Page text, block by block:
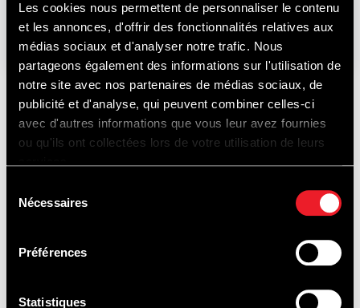
Les cookies nous permettent de personnaliser le contenu
et les annonces, d'offrir des fonctionnalités relatives aux
médias sociaux et d'analyser notre trafic. Nous
partageons également des informations sur l'utilisation de
notre site avec nos partenaires de médias sociaux, de
publicité et d'analyse, qui peuvent combiner celles-ci
avec d'autres informations que vous leur avez fournies
ou qu'ils ont collectées lors de votre utilisation de leurs
Nécessaires
Préférences
Statistiques
21-22-23 AUGUSTUS
2026
ONTDEK